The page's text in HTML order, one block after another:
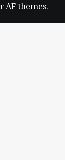
AF themes.